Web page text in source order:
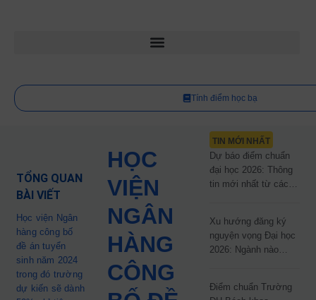
Tính điểm học bạ
TỔNG QUAN
BÀI VIẾT
Học viện Ngân
hàng công bố
đề án tuyển
sinh năm 2024
trong đó trường
dự kiến sẽ dành
HỌC
VIỆN
NGÂN
HÀNG
CÔNG
TIN MỚI NHẤT
Dự báo điểm chuẩn
đại học 2026: Thông
tin mới nhất từ các
Xu hướng đăng ký
nguyện vọng Đại học
2026: Ngành nào
Điểm chuẩn Trường